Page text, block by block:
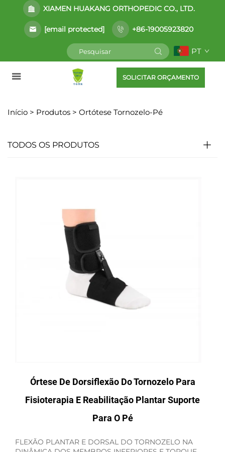
XIAMEN HUAKANG ORTHOPEDIC CO., LTD.
[email protected] +86-19005923820
PT
SOLICITAR ORÇAMENTO
Início > Produtos > Ortótese Tornozelo-Pé
TODOS OS PRODUTOS
Órtese De Dorsiflexão Do Tornozelo Para
Fisioterapia E Reabilitação Plantar Suporte
Para O Pé
FLEXÃO PLANTAR E DORSAL DO TORNOZELO NA